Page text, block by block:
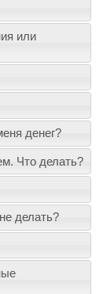
или
денег?
Что делать?
делать?